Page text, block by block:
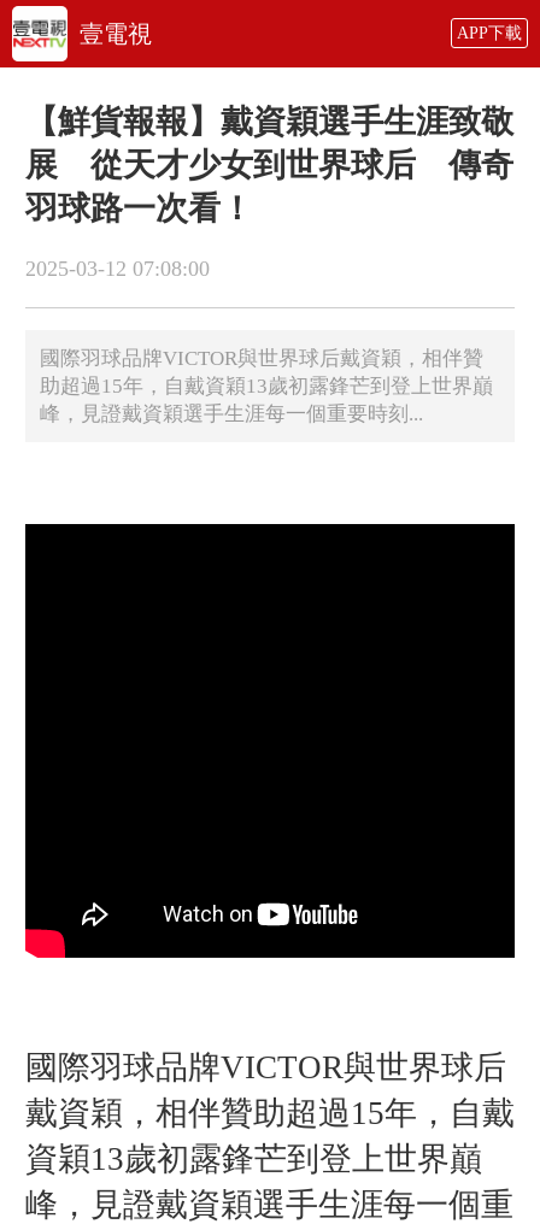
壹電視 APP下載
【鮮貨報報】戴資穎選手生涯致敬
展 從天才少女到世界球后 傳奇
羽球路一次看！
2025-03-12 07:08:00
國際羽球品牌VICTOR與世界球后戴資穎，相伴贊
助超過15年，自戴資穎13歲初露鋒芒到登上世界巔
峰，見證戴資穎選手生涯每一個重要時刻...
國際羽球品牌VICTOR與世界球后
戴資穎，相伴贊助超過15年，自戴
資穎13歲初露鋒芒到登上世界巔
峰，見證戴資穎選手生涯每一個重